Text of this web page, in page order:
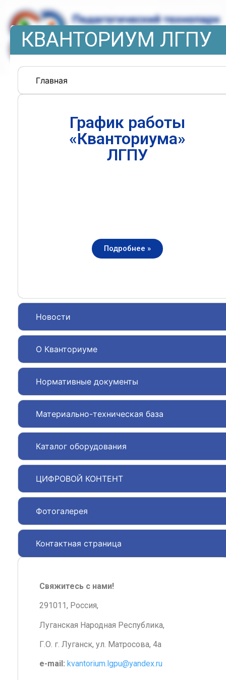
КВАНТОРИУМ ЛГПУ
Главная
Новости
О Кванториуме
Нормативные документы
Материально-техническая база
Каталог оборудования
ЦИФРОВОЙ КОНТЕНТ
Фотогалерея
Контактная страница
График работы
«Кванториума»
ЛГПУ
Подробнее »
Свяжитесь с нами!
291011, Россия,
Луганская Народная Республика,
Г.О. г. Луганск, ул. Матросова, 4а
e-mail: kvantorium.lgpu@yandex.ru